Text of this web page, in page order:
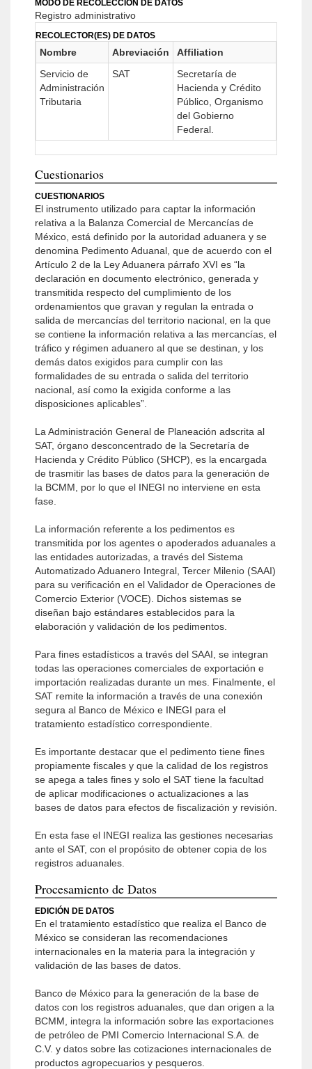
MODO DE RECOLECCIÓN DE DATOS
Registro administrativo
RECOLECTOR(ES) DE DATOS
Nombre Abreviación
Affiliation
Servicio de
Administración
Tributaria
SAT
Secretaría de
Hacienda y Crédito
Público, Organismo
del Gobierno
Federal.
Cuestionarios
CUESTIONARIOS
El instrumento utilizado para captar la información
relativa a la Balanza Comercial de Mercancías de
México, está definido por la autoridad aduanera y se
denomina Pedimento Aduanal, que de acuerdo con el
Artículo 2 de la Ley Aduanera párrafo XVI es “la
declaración en documento electrónico, generada y
transmitida respecto del cumplimiento de los
ordenamientos que gravan y regulan la entrada o
salida de mercancías del territorio nacional, en la que
se contiene la información relativa a las mercancías, el
tráfico y régimen aduanero al que se destinan, y los
demás datos exigidos para cumplir con las
formalidades de su entrada o salida del territorio
nacional, así como la exigida conforme a las
disposiciones aplicables”.
La Administración General de Planeación adscrita al
SAT, órgano desconcentrado de la Secretaría de
Hacienda y Crédito Público (SHCP), es la encargada
de trasmitir las bases de datos para la generación de
la BCMM, por lo que el INEGI no interviene en esta
fase.
La información referente a los pedimentos es
transmitida por los agentes o apoderados aduanales a
las entidades autorizadas, a través del Sistema
Automatizado Aduanero Integral, Tercer Milenio (SAAI)
para su verificación en el Validador de Operaciones de
Comercio Exterior (VOCE). Dichos sistemas se
diseñan bajo estándares establecidos para la
elaboración y validación de los pedimentos.
Para fines estadísticos a través del SAAI, se integran
todas las operaciones comerciales de exportación e
importación realizadas durante un mes. Finalmente, el
SAT remite la información a través de una conexión
segura al Banco de México e INEGI para el
tratamiento estadístico correspondiente.
Es importante destacar que el pedimento tiene fines
propiamente fiscales y que la calidad de los registros
se apega a tales fines y solo el SAT tiene la facultad
de aplicar modificaciones o actualizaciones a las
bases de datos para efectos de fiscalización y revisión.
En esta fase el INEGI realiza las gestiones necesarias
ante el SAT, con el propósito de obtener copia de los
registros aduanales.
Procesamiento de Datos
EDICIÓN DE DATOS
En el tratamiento estadístico que realiza el Banco de
México se consideran las recomendaciones
internacionales en la materia para la integración y
validación de las bases de datos.
Banco de México para la generación de la base de
datos con los registros aduanales, que dan origen a la
BCMM, integra la información sobre las exportaciones
de petróleo de PMI Comercio Internacional S.A. de
C.V. y datos sobre las cotizaciones internacionales de
productos agropecuarios y pesqueros.